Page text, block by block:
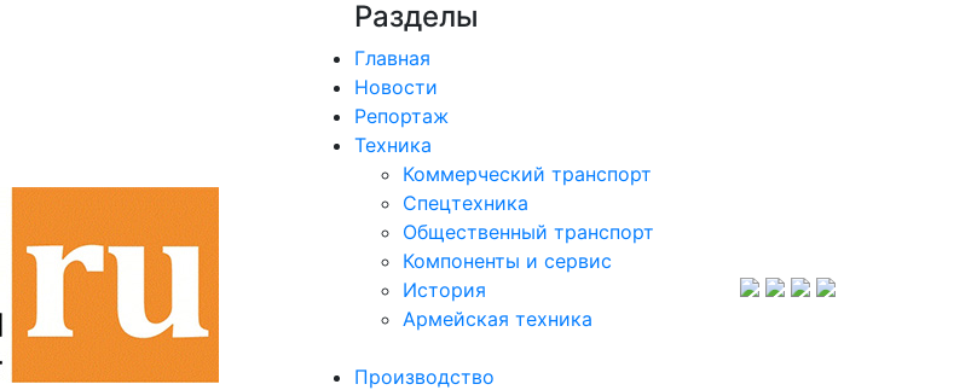
Разделы
Главная
Новости
Репортаж
Техника
Коммерческий транспорт
Спецтехника
Общественный транспорт
Компоненты и сервис
История
Армейская техника
Производство